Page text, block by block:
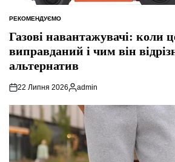
ОПУБЛІКУВАТИ
РЕКОМЕНДУЄМО
Газові навантажувачі: коли
виправданий і чим він
альтернатив
22 Липня 2026
Опубліковано
admin